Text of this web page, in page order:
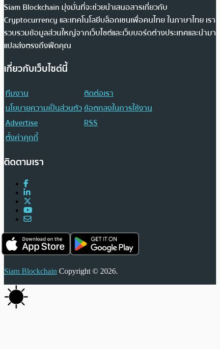
Siam Blockchain มุ่งมั่นที่จะช่วยนำเสนอสารเกี่ยวกับ
Cryptocurrency และเทคโนโลยีบล็อกเชนเพื่อคนไทย ในภาษาไทย เรา
รวบรวมข้อมูลส่วนใหญ่จากเว็บไซต์และเว็บบอร์ดต่างประเทศและนำมา
แปลส่งตรงถึงฟีดคุณ
เกี่ยวกับเว็บไซต์นี้
ทีมงาน
ติดต่อเรา
นโยบายความเป็นส่วนตัวข้อตกลงในการใช้งาน
Advertise
RSS
ตั้งค่าคุกกี้
ติดตามเรา
Siam Blockchain Copyright © 2026.